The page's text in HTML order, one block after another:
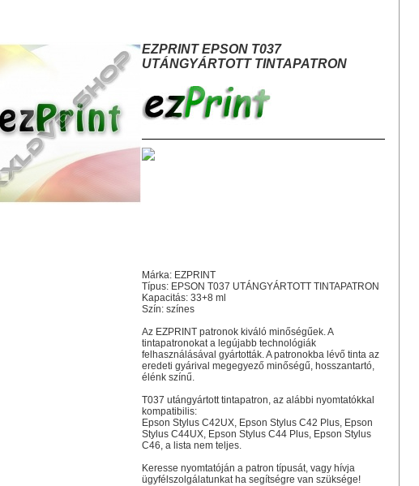
EZPRINT EPSON T037
UTÁNGYÁRTOTT TINTAPATRON
Márka: EZPRINT
Típus: EPSON T037 UTÁNGYÁRTOTT TINTAPATRON
Kapacitás: 33+8 ml
Szín: színes
Az EZPRINT patronok kiváló minőségűek. A
tintapatronokat a legújabb technológiák
felhasználásával gyártották. A patronokba lévő tinta az
eredeti gyárival megegyező minőségű, hosszantartó,
élénk színű.
T037 utángyártott tintapatron, az alábbi nyomtatókkal
kompatibilis:
Epson Stylus C42UX, Epson Stylus C42 Plus, Epson
Stylus C44UX, Epson Stylus C44 Plus, Epson Stylus
C46, a lista nem teljes.
Keresse nyomtatóján a patron típusát, vagy hívja
ügyfélszolgálatunkat ha segítségre van szüksége!